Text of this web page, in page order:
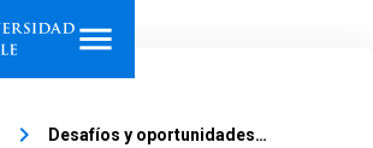
keyboard_arrow_right Desafíos y oportunidades…